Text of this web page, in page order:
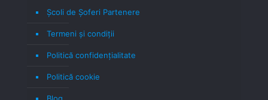
Școli de Șoferi Partenere
Termeni şi condiţii
Politică confidenţialitate
Politică cookie
Blog